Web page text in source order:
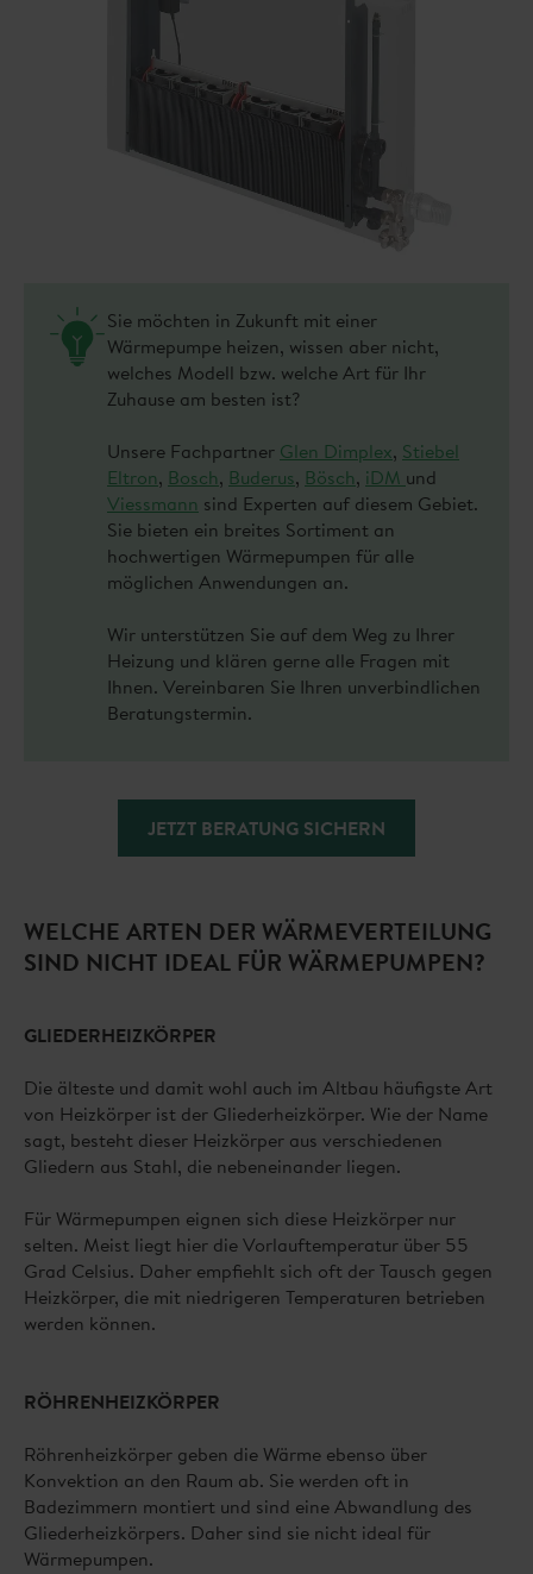
Sie möchten in Zukunft mit einer
Wärmepumpe heizen, wissen aber nicht,
welches Modell bzw. welche Art für Ihr
Zuhause am besten ist?
Unsere Fachpartner Glen Dimplex, Stiebel
Eltron, Bosch, Buderus, Bösch, iDM und
Viessmann sind Experten auf diesem Gebiet.
Sie bieten ein breites Sortiment an
hochwertigen Wärmepumpen für alle
möglichen Anwendungen an.
Wir unterstützen Sie auf dem Weg zu Ihrer
Heizung und klären gerne alle Fragen mit
Ihnen. Vereinbaren Sie Ihren unverbindlichen
Beratungstermin.
JETZT BERATUNG SICHERN
WELCHE ARTEN DER WÄRMEVERTEILUNG
SIND NICHT IDEAL FÜR WÄRMEPUMPEN?
GLIEDERHEIZKÖRPER
Die älteste und damit wohl auch im Altbau häufigste Art
von Heizkörper ist der Gliederheizkörper. Wie der Name
sagt, besteht dieser Heizkörper aus verschiedenen
Gliedern aus Stahl, die nebeneinander liegen.
Für Wärmepumpen eignen sich diese Heizkörper nur
selten. Meist liegt hier die Vorlauftemperatur über 55
Grad Celsius. Daher empfiehlt sich oft der Tausch gegen
Heizkörper, die mit niedrigeren Temperaturen betrieben
werden können.
RÖHRENHEIZKÖRPER
Röhrenheizkörper geben die Wärme ebenso über
Konvektion an den Raum ab. Sie werden oft in
Badezimmern montiert und sind eine Abwandlung des
Gliederheizkörpers. Daher sind sie nicht ideal für
Wärmepumpen.